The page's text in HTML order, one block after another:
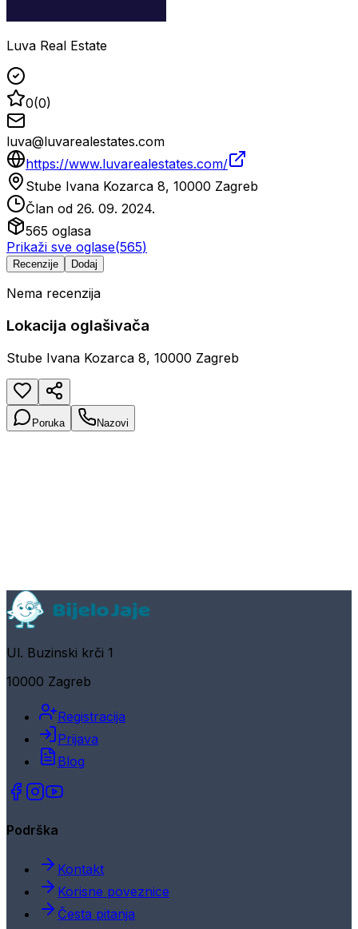
Luva Real Estate
0(0)
luva@luvarealestates.com
https://www.luvarealestates.com/
Stube Ivana Kozarca 8, 10000 Zagreb
Član od 26. 09. 2024.
565 oglasa
Prikaži sve oglase(565)
Recenzije Dodaj
Nema recenzija
Lokacija oglašivača
Stube Ivana Kozarca 8, 10000 Zagreb
Poruka Nazovi
Ul. Buzinski krči 1
10000 Zagreb
Registracija
Prijava
Blog
Podrška
Kontakt
Korisne poveznice
Česta pitanja